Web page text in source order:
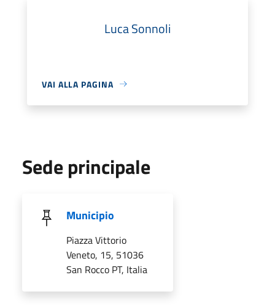
Luca Sonnoli
VAI ALLA PAGINA
Sede principale
Municipio
Piazza Vittorio
Veneto, 15, 51036
San Rocco PT, Italia